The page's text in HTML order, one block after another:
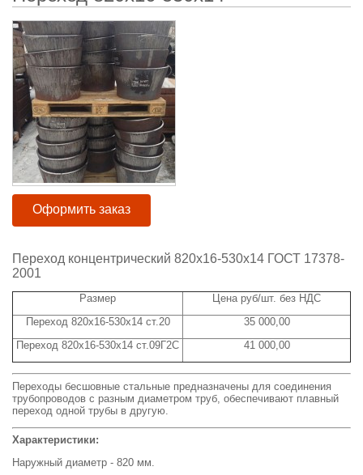
Оформить заказ
Переход концентрический 820x16-530x14 ГОСТ 17378-
2001
Размер
Цена руб/шт. без НДС
Переход 820x16-530x14 ст.20
35 000,00
Переход 820x16-530x14 ст.09Г2С
41 000,00
Переходы бесшовные стальные предназначены для соединения
трубопроводов с разным диаметром труб, обеспечивают плавный
переход одной трубы в другую.
Характеристики:
Наружный диаметр - 820 мм.